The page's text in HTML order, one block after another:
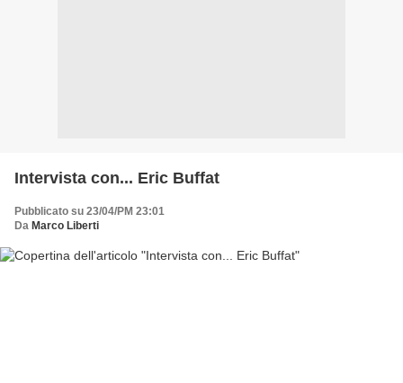
Intervista con... Eric Buffat
Pubblicato su 23/04/PM 23:01
Da Marco Liberti